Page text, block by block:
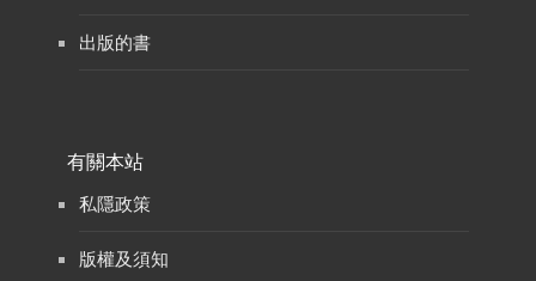
出版的書
有關本站
私隱政策
版權及須知